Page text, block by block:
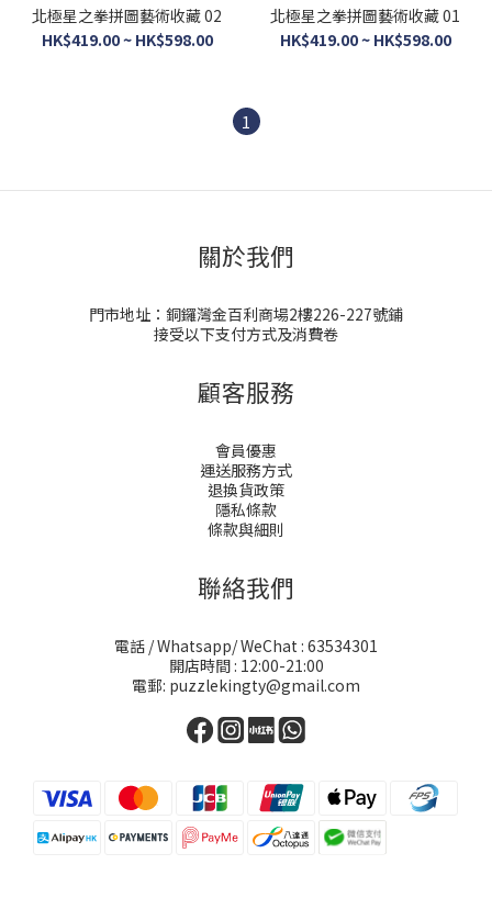
北極星之拳拼圖藝術收藏 02
HK$419.00 ~ HK$598.00
北極星之拳拼圖藝術收藏 01
HK$419.00 ~ HK$598.00
1
關於我們
門市地址：銅鑼灣金百利商場2樓226-227號鋪
接受以下支付方式及消費卷
顧客服務
會員優惠
運送服務方式
退換貨政策
隱私條款
條款與細則
聯絡我們
電話 / Whatsapp/ WeChat : 63534301
開店時間 : 12:00-21:00
電郵: puzzlekingty@gmail.com